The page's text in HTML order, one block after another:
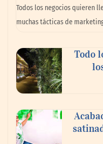
El nuevo mapa de
nuevos frentes
inquilinos en
Todos los negocios quieren
muchas tácticas de
Todo